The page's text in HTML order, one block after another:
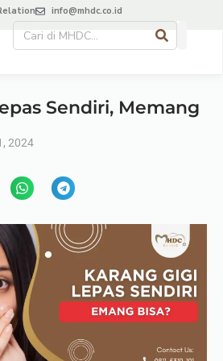
info@mhdc.co.id
Sendiri, Memang
2024